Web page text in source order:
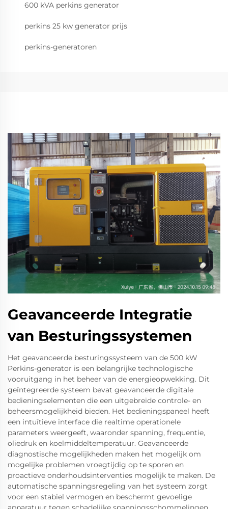
600 kVA perkins generator
perkins 25 kw generator prijs
perkins-generatoren
Geavanceerde Integratie
van Besturingssystemen
Het geavanceerde besturingssysteem van de 500 kW
Perkins-generator is een belangrijke technologische
vooruitgang in het beheer van de energieopwekking. Dit
geïntegreerde systeem bevat geavanceerde digitale
bedieningselementen die een uitgebreide controle- en
beheersmogelijkheid bieden. Het bedieningspaneel heeft
een intuïtieve interface die realtime operationele
parameters weergeeft, waaronder spanning, frequentie,
oliedruk en koelmiddeltemperatuur. Geavanceerde
diagnostische mogelijkheden maken het mogelijk om
mogelijke problemen vroegtijdig op te sporen en
proactieve onderhoudsinterventies mogelijk te maken. De
automatische spanningsregeling van het systeem zorgt
voor een stabiel vermogen en beschermt gevoelige